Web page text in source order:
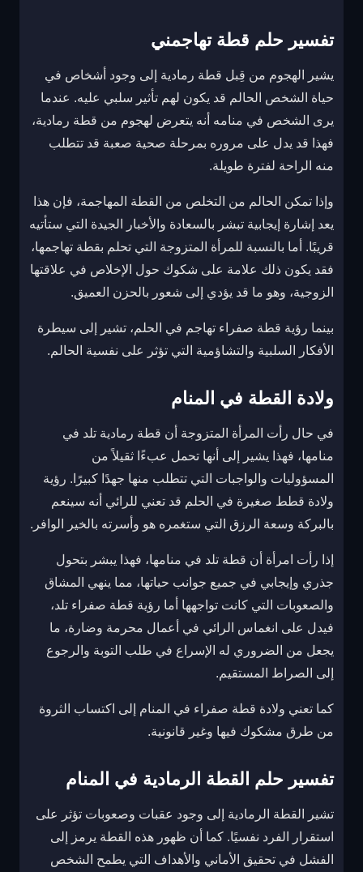
تفسير حلم قطة تهاجمني
يشير الهجوم من قِبل قطة رمادية إلى وجود أشخاص في
حياة الشخص الحالم قد يكون لهم تأثير سلبي عليه. عندما
يرى الشخص في منامه أنه يتعرض لهجوم من قطة رمادية،
فهذا قد يدل على مروره بمرحلة صحية صعبة قد تتطلب
منه الراحة لفترة طويلة.
وإذا تمكن الحالم من التخلص من القطة المهاجمة، فإن هذا
يعد إشارة إيجابية تبشر بالسعادة والأخبار الجيدة التي ستأتيه
قريبًا. أما بالنسبة للمرأة المتزوجة التي تحلم بقطة تهاجمها،
فقد يكون ذلك علامة على شكوك حول الإخلاص في علاقتها
الزوجية، وهو ما قد يؤدي إلى شعور بالحزن العميق.
بينما رؤية قطة صفراء تهاجم في الحلم، تشير إلى سيطرة
الأفكار السلبية والتشاؤمية التي تؤثر على نفسية الحالم.
ولادة القطة في المنام
في حال رأت المرأة المتزوجة أن قطة رمادية تلد في
منامها، فهذا يشير إلى أنها تحمل عبءًا ثقيلاً من
المسؤوليات والواجبات التي تتطلب منها جهدًا كبيرًا. رؤية
ولادة قطط صغيرة في الحلم قد تعني للرائي أنه سينعم
بالبركة وسعة الرزق التي ستغمره هو وأسرته بالخير الوافر.
إذا رأت امرأة أن قطة تلد في منامها، فهذا يبشر بتحول
جذري وإيجابي في جميع جوانب حياتها، مما ينهي المشاق
والصعوبات التي كانت تواجهها أما رؤية قطة صفراء تلد،
فيدل على انغماس الرائي في أعمال محرمة وضارة، ما
يجعل من الضروري له الإسراع في طلب التوبة والرجوع
إلى الصراط المستقيم.
كما تعني ولادة قطة صفراء في المنام إلى اكتساب الثروة
من طرق مشكوك فيها وغير قانونية.
تفسير حلم القطة الرمادية في المنام
تشير القطة الرمادية إلى وجود عقبات وصعوبات تؤثر على
استقرار الفرد نفسيًا. كما أن ظهور هذه القطة يرمز إلى
الفشل في تحقيق الأماني والأهداف التي يطمح الشخص